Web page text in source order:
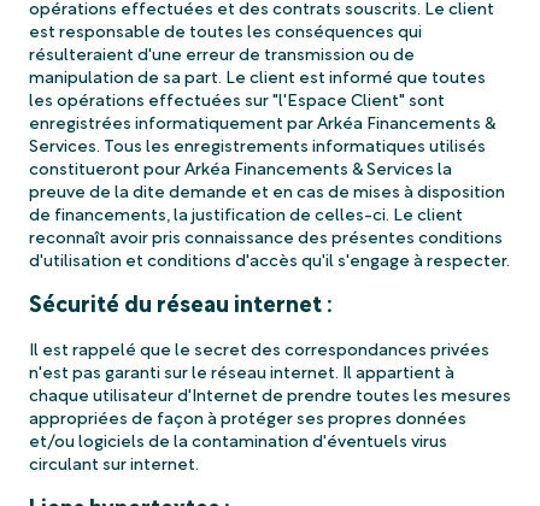
opérations effectuées et des contrats souscrits. Le client
est responsable de toutes les conséquences qui
résulteraient d'une erreur de transmission ou de
manipulation de sa part. Le client est informé que toutes
les opérations effectuées sur "l'Espace Client" sont
enregistrées informatiquement par Arkéa Financements &
Services. Tous les enregistrements informatiques utilisés
constitueront pour Arkéa Financements & Services la
preuve de la dite demande et en cas de mises à disposition
de financements, la justification de celles-ci. Le client
reconnaît avoir pris connaissance des présentes conditions
d'utilisation et conditions d'accès qu'il s'engage à respecter.
Sécurité du réseau internet :
Il est rappelé que le secret des correspondances privées
n'est pas garanti sur le réseau internet. Il appartient à
chaque utilisateur d'Internet de prendre toutes les mesures
appropriées de façon à protéger ses propres données
et/ou logiciels de la contamination d'éventuels virus
circulant sur internet.